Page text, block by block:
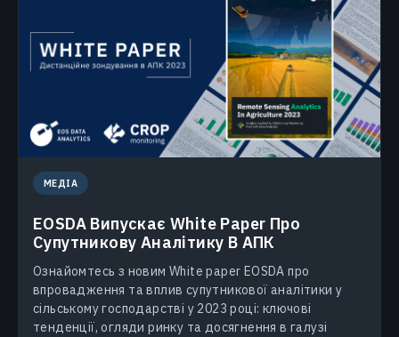
МЕДІА
EOSDA Випускає White Paper Про
Супутникову Аналітику В АПК
Ознайомтесь з новим White paper EOSDA про
впровадження та вплив супутникової аналітики у
сільському господарстві у 2023 році: ключові
тенденції, огляди ринку та досягнення в галузі